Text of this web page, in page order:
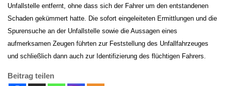
Unfallstelle entfernt, ohne dass sich der Fahrer um den entstandenen
Schaden gekümmert hatte. Die sofort eingeleiteten Ermittlungen und die
Spurensuche an der Unfallstelle sowie die Aussagen eines
aufmerksamen Zeugen führten zur Feststellung des Unfallfahrzeuges
und schließlich dann auch zur Identifizierung des flüchtigen Fahrers.
Beitrag teilen